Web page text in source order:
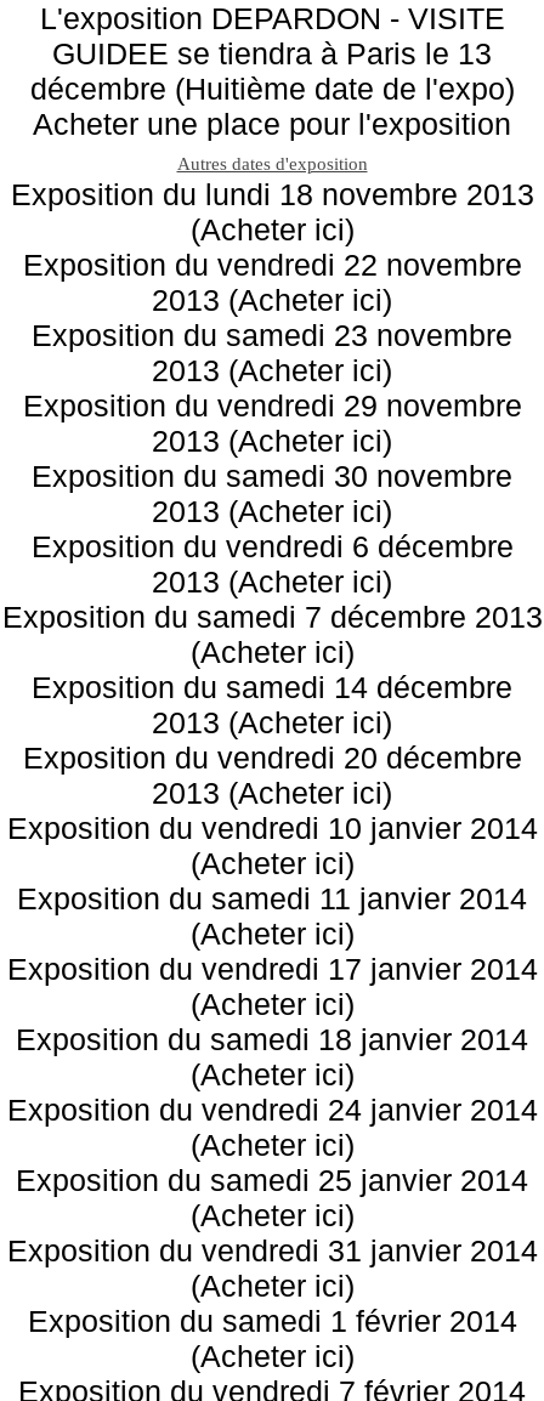
L'exposition DEPARDON - VISITE
GUIDEE se tiendra à Paris le 13
décembre (Huitième date de l'expo)
Acheter une place pour l'exposition
Autres dates d'exposition
Exposition du lundi 18 novembre 2013
(Acheter ici)
Exposition du vendredi 22 novembre
2013 (Acheter ici)
Exposition du samedi 23 novembre
2013 (Acheter ici)
Exposition du vendredi 29 novembre
2013 (Acheter ici)
Exposition du samedi 30 novembre
2013 (Acheter ici)
Exposition du vendredi 6 décembre
2013 (Acheter ici)
Exposition du samedi 7 décembre 2013
(Acheter ici)
Exposition du samedi 14 décembre
2013 (Acheter ici)
Exposition du vendredi 20 décembre
2013 (Acheter ici)
Exposition du vendredi 10 janvier 2014
(Acheter ici)
Exposition du samedi 11 janvier 2014
(Acheter ici)
Exposition du vendredi 17 janvier 2014
(Acheter ici)
Exposition du samedi 18 janvier 2014
(Acheter ici)
Exposition du vendredi 24 janvier 2014
(Acheter ici)
Exposition du samedi 25 janvier 2014
(Acheter ici)
Exposition du vendredi 31 janvier 2014
(Acheter ici)
Exposition du samedi 1 février 2014
(Acheter ici)
Exposition du vendredi 7 février 2014